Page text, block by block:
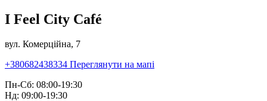
I Feel City Café
вул. Комерційна, 7
+380682438334 Переглянути на мапі
Пн-Сб: 08:00-19:30
Нд: 09:00-19:30